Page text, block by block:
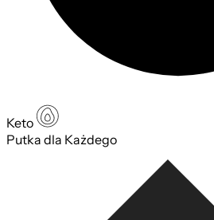
Keto
Putka dla Każdego